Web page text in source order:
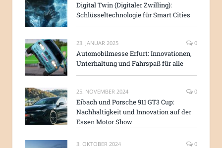
Digital Twin (Digitaler Zwilling):
Schlüsseltechnologie für Smart Cities
23. JANUAR 2025 0
Automobilmesse Erfurt: Innovationen,
Unterhaltung und Fahrspaß für alle
25. NOVEMBER 2024 0
Eibach und Porsche 911 GT3 Cup:
Nachhaltigkeit und Innovation auf der
Essen Motor Show
3. OKTOBER 2024 0